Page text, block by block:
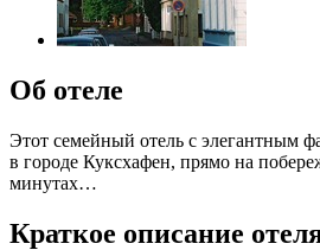
Об отеле
Этот семейный отель с элегантным
в городе Куксхафен, прямо на
минутах…
Краткое описание